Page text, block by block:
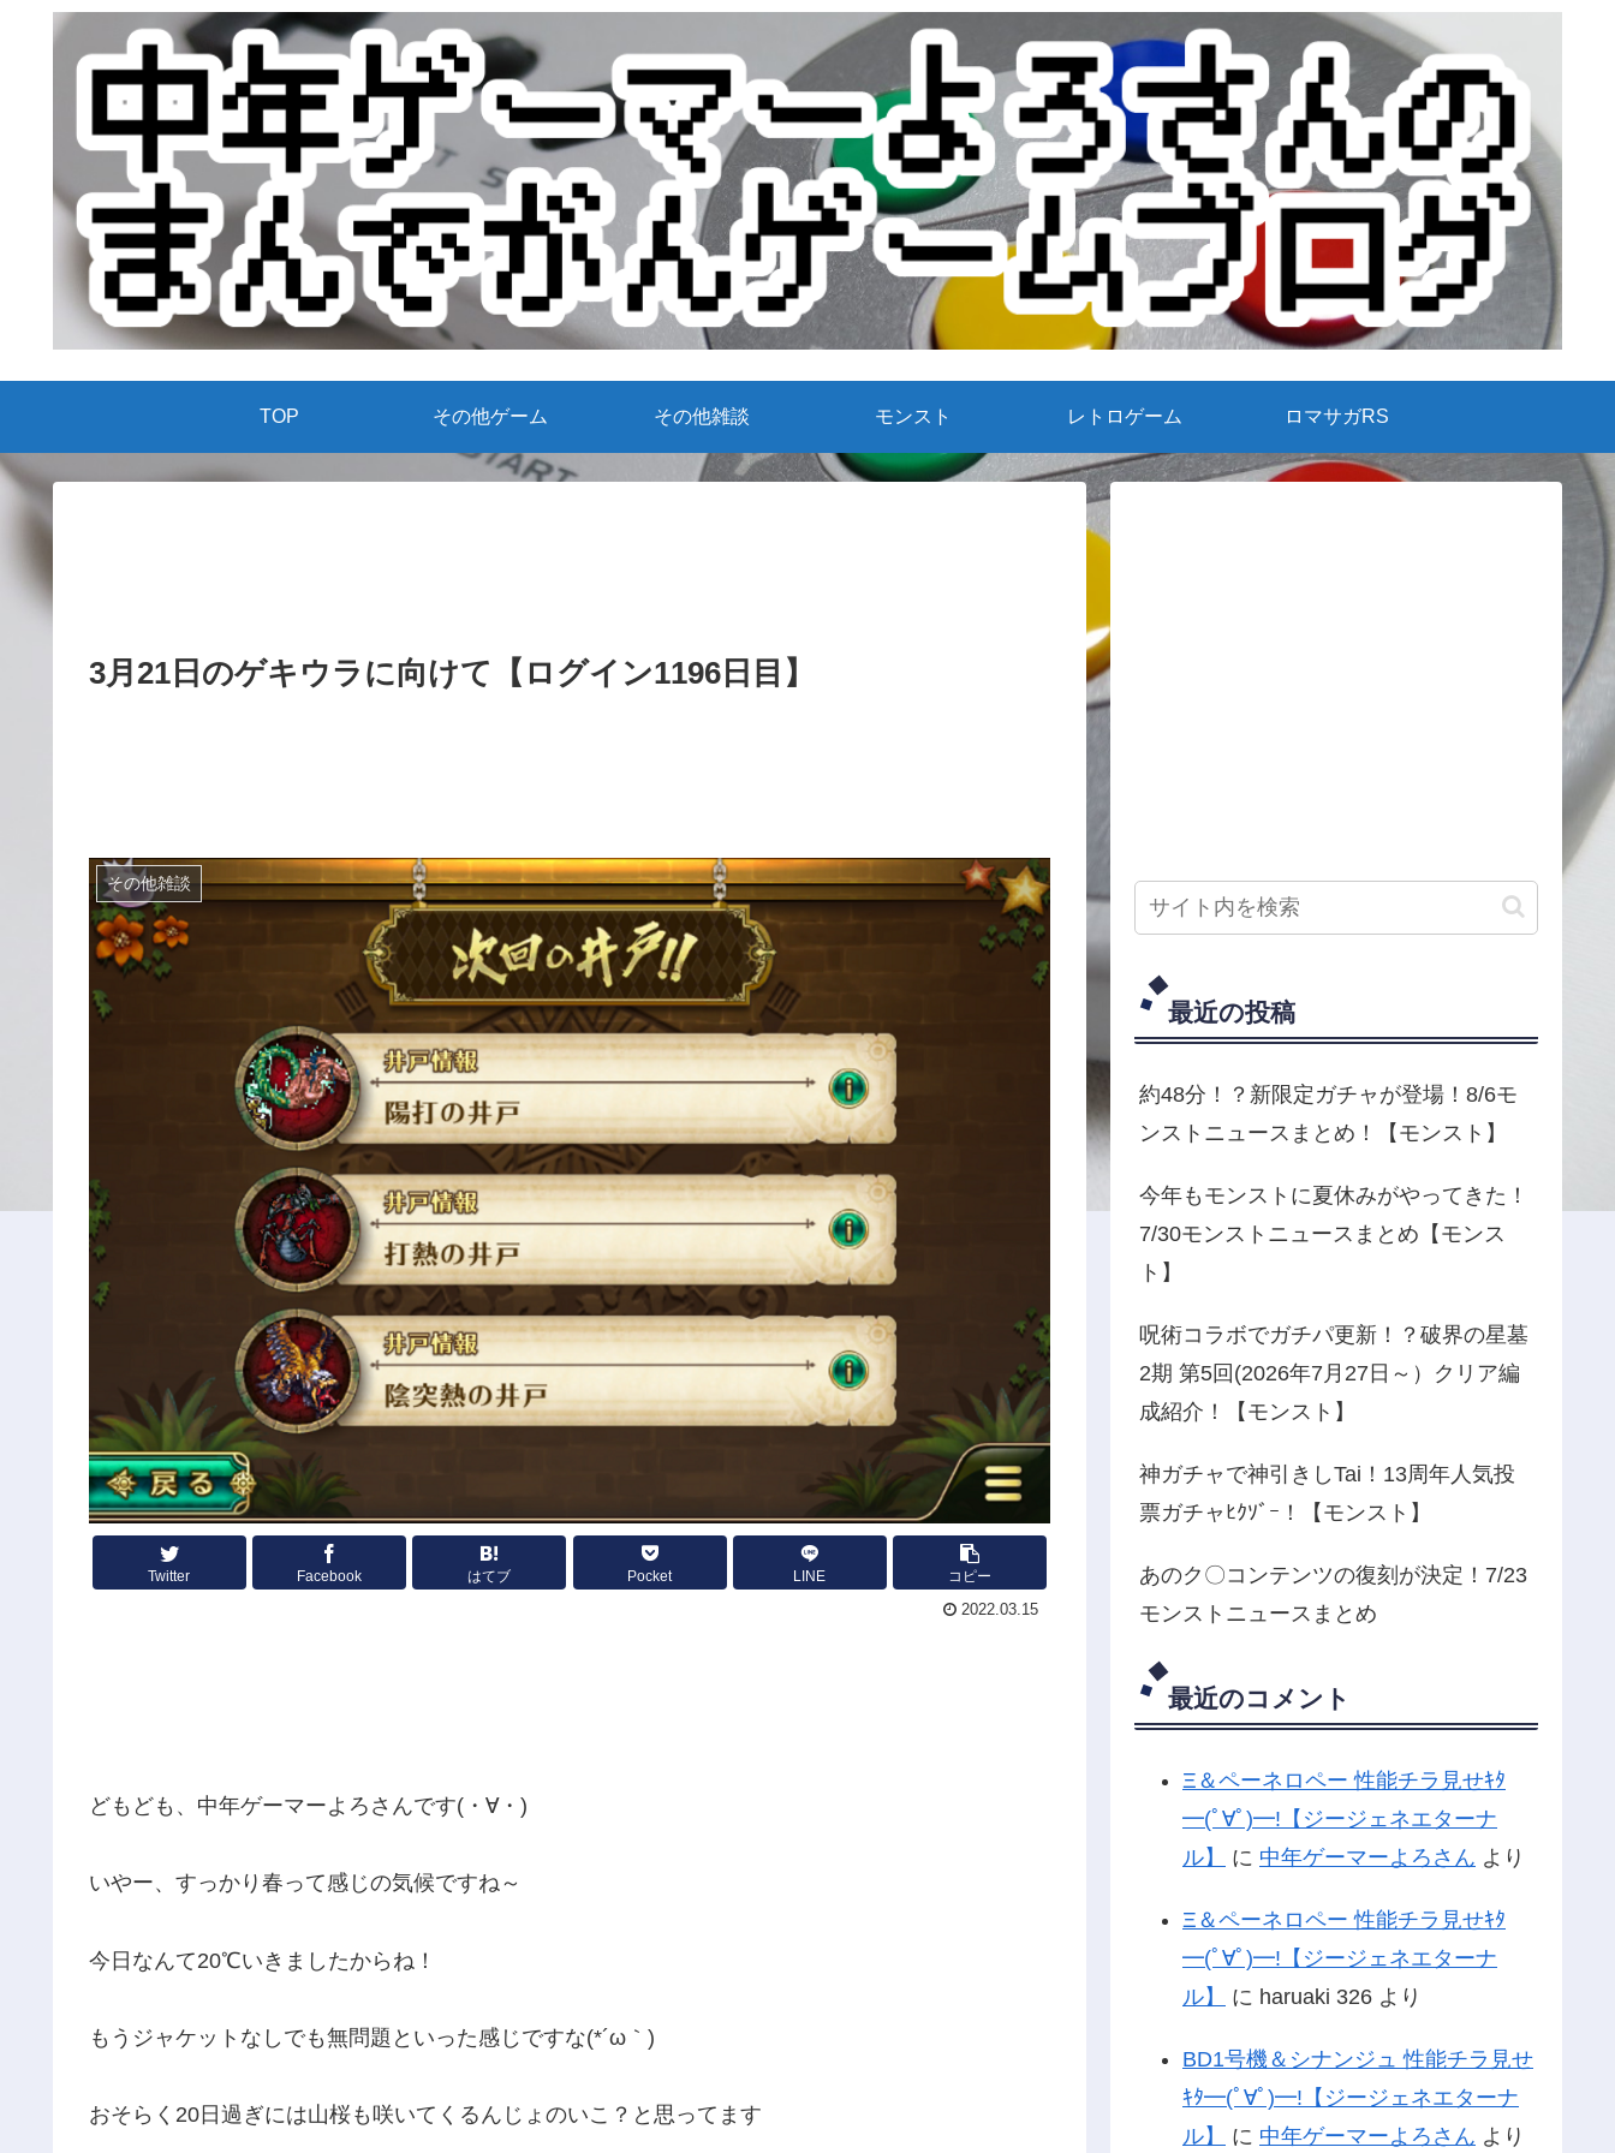
TOP その他ゲーム その他雑談 モンスト レトロゲーム ロマサガRS
3月21日のゲキウラに向けて【ログイン1196日目】
その他雑談
Twitter Facebook はてブ Pocket LINE コピー
2022.03.15
どもども、中年ゲーマーよろさんです(・∀・)
いやー、すっかり春って感じの気候ですね～
今日なんて20℃いきましたからね！
もうジャケットなしでも無問題といった感じですな(*´ω｀)
おそらく20日過ぎには山桜も咲いてくるんじょのいこ？と思ってます
最近の投稿
約48分！？新限定ガチャが登場！8/6モ
ンストニュースまとめ！【モンスト】
今年もモンストに夏休みがやってきた！
7/30モンストニュースまとめ【モンス
ト】
呪術コラボでガチパ更新！？破界の星墓
2期 第5回(2026年7月27日～）クリア編
成紹介！【モンスト】
神ガチャで神引きしTai！13周年人気投
票ガチャﾋｸｿﾞｰ！【モンスト】
あのク〇コンテンツの復刻が決定！7/23
モンストニュースまとめ
最近のコメント
Ξ＆ペーネロペー 性能チラ見せｷﾀ
━(ﾟ∀ﾟ)━!【ジージェネエターナ
ル】
に 中年ゲーマーよろさん より
Ξ＆ペーネロペー 性能チラ見せｷﾀ
━(ﾟ∀ﾟ)━!【ジージェネエターナ
ル】
に haruaki 326 より
BD1号機＆シナンジュ 性能チラ見せ
ｷﾀ━(ﾟ∀ﾟ)━!【ジージェネエターナ
ル】
に 中年ゲーマーよろさん より